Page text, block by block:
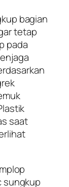
bagian
tetap
pada
saat
sungkup